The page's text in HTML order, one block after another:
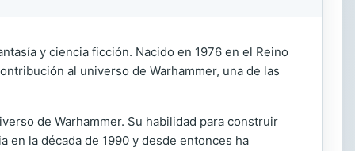
y ciencia ficción. Nacido en 1976 en el Reino
al universo de Warhammer, una de las
de Warhammer. Su habilidad para construir
la década de 1990 y desde entonces ha